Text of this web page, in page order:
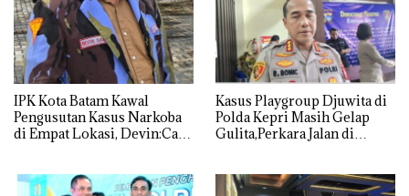
IPK Kota Batam Kawal
Pengusutan Kasus Narkoba
di Empat Lokasi, Devin:Cari
Kasus Playgroup Djuwita di
Polda Kepri Masih Gelap
Gulita,Perkara Jalan di